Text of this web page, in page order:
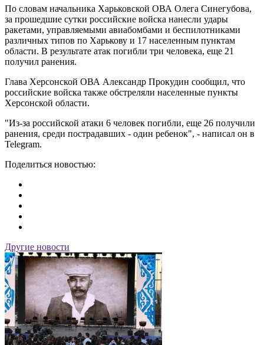
По словам начальника Харьковской ОВА Олега Синегубова,
за прошедшие сутки российские войска нанесли удары
ракетами, управляемыми авиабомбами и беспилотниками
различных типов по Харькову и 17 населенным пунктам
области. В результате атак погибли три человека, еще 21
получил ранения.
Глава Херсонской ОВА Александр Прокудин сообщил, что
российские войска также обстреляли населенные пункты
Херсонской области.
"Из-за российской атаки 6 человек погибли, еще 26 получили
ранения, среди пострадавших - один ребенок", - написал он в
Telegram.
Поделиться новостью:
Другие новости